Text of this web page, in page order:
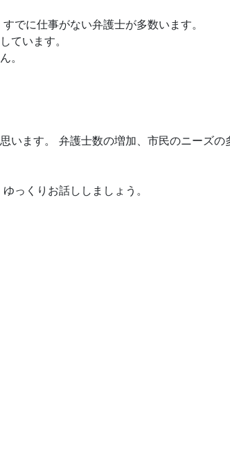
でに仕事がない弁護士が多数います。
ています。
。
います。 弁護士数の増加、市民のニーズの
っくりお話ししましょう。